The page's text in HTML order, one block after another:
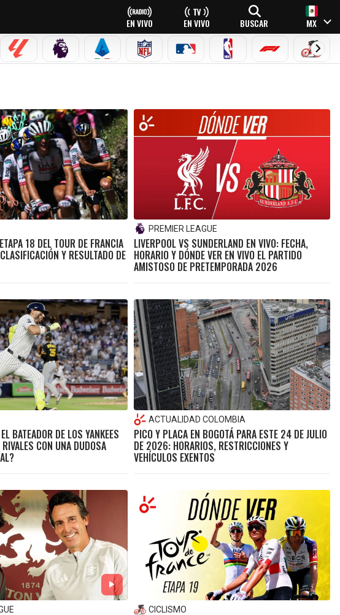
EN VIVO EN VIVO BUSCAR MX
LEAGUE
LALIGA PREMIER LEAGUE
SERIE A NFL MLB NBA FÓRMULA 1
18 DEL TOUR DE FRANCIA
Y RESULTADO DE
PREMIER LEAGUE
LIVERPOOL VS SUNDERLAND EN VIVO: FECHA,
HORARIO Y DÓNDE VER EN VIVO EL PARTIDO
AMISTOSO DE PRETEMPORADA 2026
BATEADOR DE LOS YANKEES
CON UNA DUDOSA
ACTUALIDAD COLOMBIA
PICO Y PLACA EN BOGOTÁ PARA ESTE 24 DE JULIO
DE 2026: HORARIOS, RESTRICCIONES Y
VEHÍCULOS EXENTOS
CICLISMO